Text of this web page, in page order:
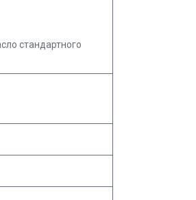
стандартного